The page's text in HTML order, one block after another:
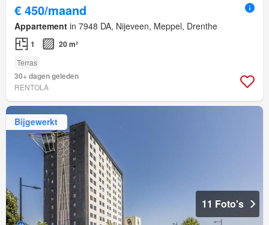
€ 450/maand
Appartement in 7948 DA, Nijeveen, Meppel, Drenthe
1 20 m²
Terras
30+ dagen geleden
RENTOLA
Bijgewerkt
11 Foto's